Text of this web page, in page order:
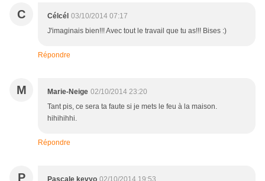
C Célcél 03/10/2014 07:17
J'imaginais bien!!! Avec tout le travail que tu as!!! Bises :)
Répondre
M Marie-Neige 02/10/2014 23:20
Tant pis, ce sera ta faute si je mets le feu à la maison.
hihihihhi.
Répondre
P Pascale kevyo 02/10/2014 19:53